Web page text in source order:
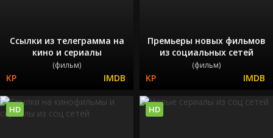
Ссылки из телеграмма на
кино и сериалы
(фильм)
Премьеры новых фильмов
из социальных сетей
(фильм)
HD HD